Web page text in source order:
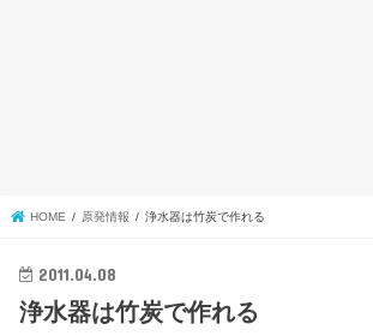
HOME 原発情報 浄水器は竹炭で作れる
2011.04.08
浄水器は竹炭で作れる